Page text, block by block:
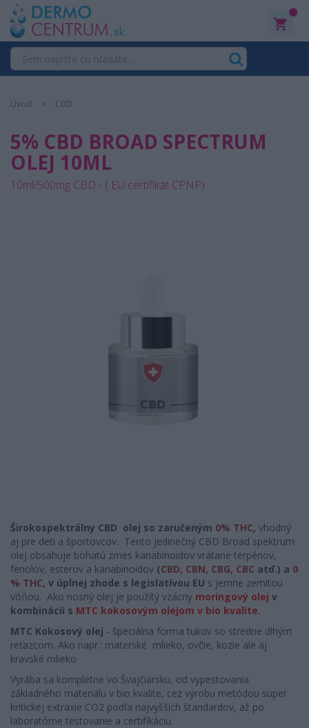
Úvod CBD
5% CBD BROAD SPECTRUM
OLEJ 10ML
10ml/500mg CBD - ( EU certifikát CPNP)
Širokospektrálny CBD olej so zaručeným 0% THC, vhodný
aj pre deti a športovcov. Tento jedinečný CBD Broad spektrum
olej obsahuje bohatú zmes kanabinoidov vrátane terpénov,
fenolov, esterov a kanabinoidov (CBD, CBN, CBG, CBC atď.) a 0
% THC, v úplnej zhode s legislatívou EU s jemne zemitou
vôňou. Ako nosný olej je použítý vzácny moringový olej v
kombinácii s MTC kokosovým olejom v bio kvalite.
MTC Kokosový olej - špeciálna forma tukov so stredne dlhým
reťazcom. Ako napr.: materské mlieko, ovčie, kozie ale aj
kravské mlieko
Vyrába sa kompletne vo Švajčiarsku, od vypestovania
základného materiálu v bio kvalite, cez výrobu metódou super
kritickej extraxie CO2 podľa najvyšších štandardov, až po
laboratórne testovanie a certifikáciu.